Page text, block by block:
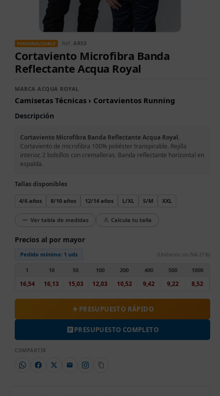
PERSONALIZABLE Ref. AR53
Cortaviento Microfibra Banda
Reflectante Acqua Royal
MARCA ACQUA ROYAL
Camisetas Técnicas › Cortavientos Running
Descripción
Cortaviento Microfibra Banda Reflectante Acqua Royal.
Cortaviento de microfibra 100% poliéster transpirable. Rejilla
interior, 2 bolsillos con cremalleras. Banda reflectante horizontal en
espalda.
Tallas disponibles
4/6 años 8/10 años 12/14 años L/XL S/M XXL
Ver tabla de medidas Calcula tu talla
Precios al por mayor
Pedido mínimo: 1 uds (Unitarios sin IVA 21%)
1
16,54
10
16,13
50
15,03
100
12,03
200
10,52
400
9,42
500
9,22
1000
8,52
PRESUPUESTO RÁPIDO
PRESUPUESTO COMPLETO
COMPARTIR